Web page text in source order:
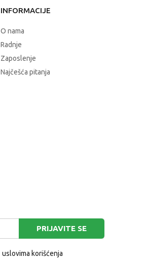
INFORMACIJE
O nama
Radnje
Zaposlenje
Najčešća pitanja
PRIJAVITE SE
uslovima korišćenja